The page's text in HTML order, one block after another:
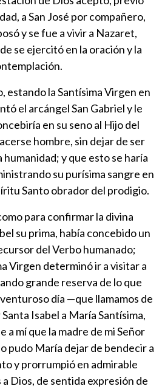
a San José por compañero,
y se fue a vivir a Nazaret,
se ejercitó en la oración y la
estando la Santísima Virgen en
el arcángel San Gabriel y le
en su seno al Hijo del
hombre, sin dejar de ser
humanidad; y que esto se haría
su purísima sangre en
Santo obrador del prodigio.
para confirmar la divina
su prima, había concebido un
del Verbo humanado;
Virgen determinó ir a visitar a
grande reserva de lo que
día —que llamamos de
Isabel a María Santísima,
a mí que la madre de mi Señor
pudo María dejar de bendecir a
y prorrumpió en admirable
Dios, de sentida expresión de